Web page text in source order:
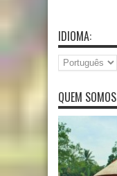
IDIOMA:
QUEM SOMOS